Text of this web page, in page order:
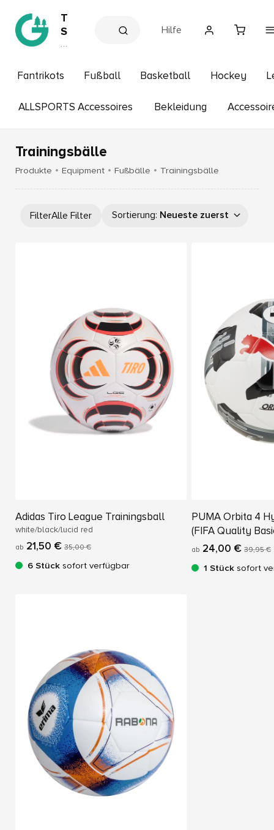
T
S
V
r
w
d
e
s
Hilfe
Fantrikots Fußball Basketball Hockey
ALLSPORTS Accessoires Bekleidung
Trainingsbälle
Produkte Equipment Fußbälle Trainingsbälle
FilterAlle Filter Sortierung: Neueste zuerst
Adidas Tiro League Trainingsball
white/black/lucid red
ab 21,50 € 35,00 €
6 Stück sofort verfügbar
PUMA Orbita 4
(FIFA Quality
ab 24,00 € 39,95 €
1 Stück sofort